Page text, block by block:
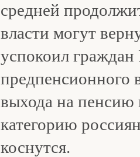
средней
власти могут
успокоил граждан
предпенсионного
выхода на пенсию
категорию
коснутся.